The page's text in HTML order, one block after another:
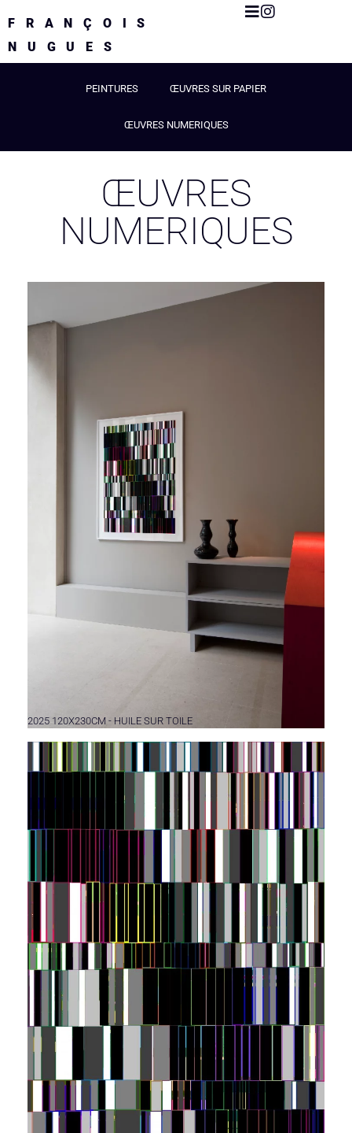
FRANÇOIS
NUGUES
PEINTURES ŒUVRES SUR PAPIER
ŒUVRES NUMERIQUES
ŒUVRES
NUMERIQUES
2025 120X230CM - HUILE SUR TOILE